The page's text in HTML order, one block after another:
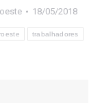
18/05/2018
trabalhadores